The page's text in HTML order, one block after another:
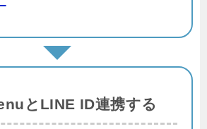
とLINE ID連携する